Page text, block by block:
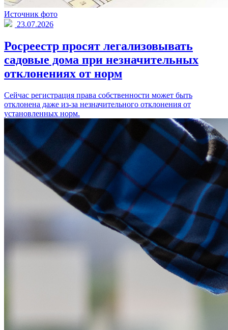
Источник фото
23.07.2026
Росреестр просят легализовывать
садовые дома при незначительных
отклонениях от норм
Сейчас регистрация права собственности может быть
отклонена даже из-за незначительного отклонения от
установленных норм.